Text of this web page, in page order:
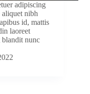
adipiscing
aliquet nibh
id, mattis
laoreet
blandit nunc